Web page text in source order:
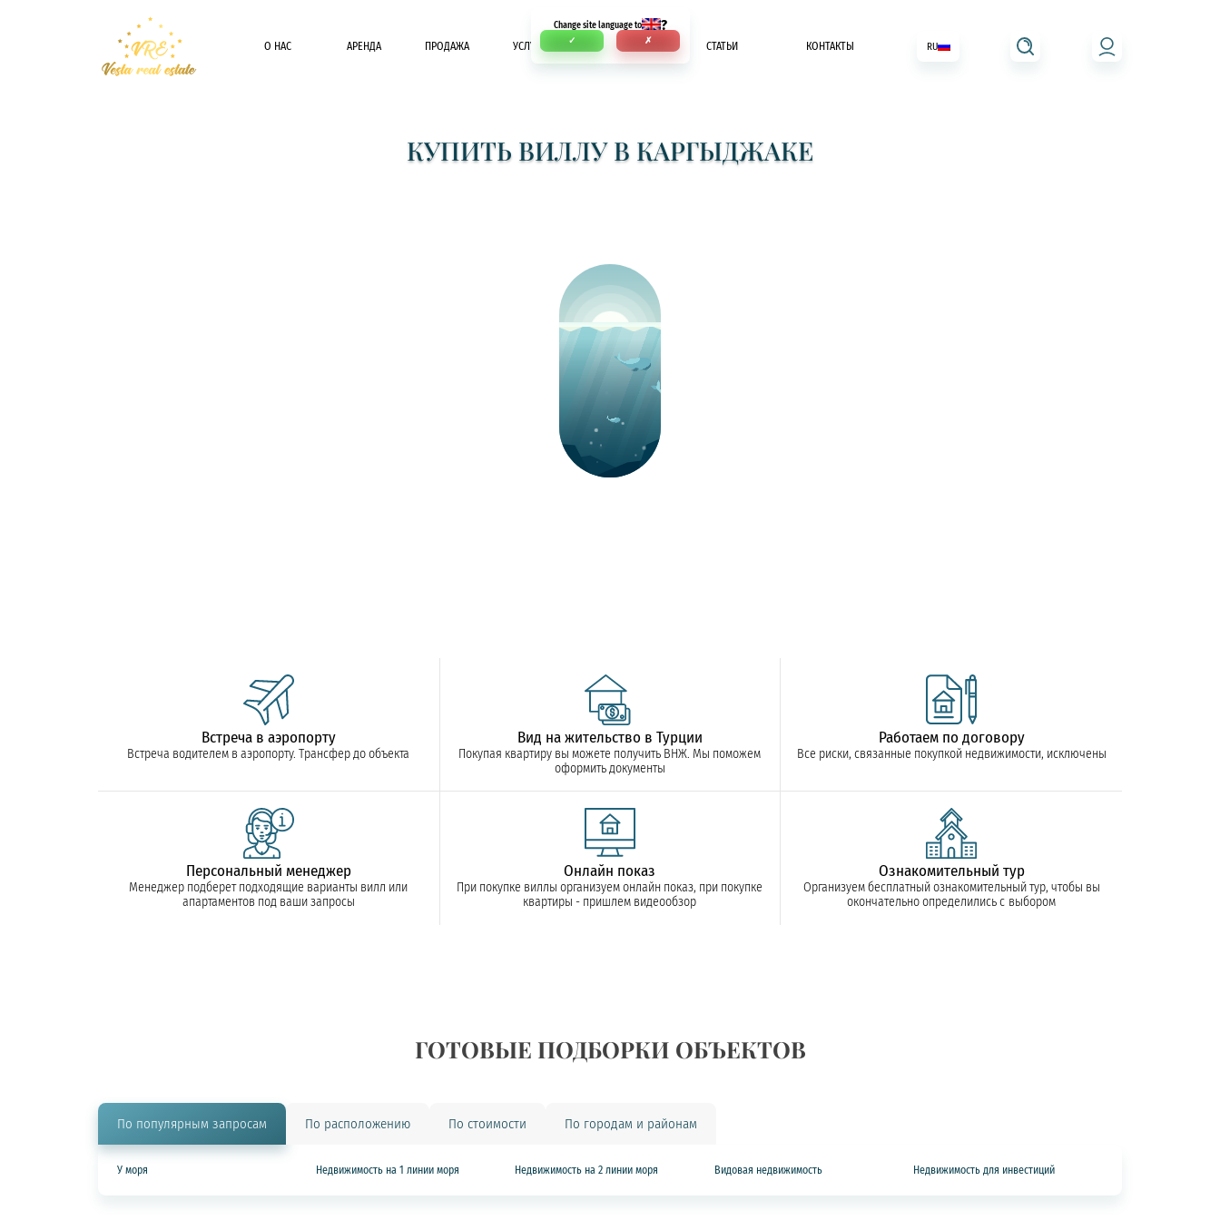
Change site language to ?
✓ ✗
О НАС АРЕНДА ПРОДАЖА УСЛУГИ ОПЛАТА СТАТЬИ КОНТАКТЫ RU
КУПИТЬ ВИЛЛУ В КАРГЫДЖАКЕ
Встреча в аэропорту
Встреча водителем в аэропорту. Трансфер до объекта
Вид на жительство в Турции
Покупая квартиру вы можете получить ВНЖ. Мы поможем
оформить документы
Работаем по договору
Все риски, связанные покупкой недвижимости, исключены
Персональный менеджер
Менеджер подберет подходящие варианты вилл или
апартаментов под ваши запросы
Онлайн показ
При покупке виллы организуем онлайн показ, при покупке
квартиры - пришлем видеообзор
Ознакомительный тур
Организуем бесплатный ознакомительный тур, чтобы вы
окончательно определились с выбором
ГОТОВЫЕ ПОДБОРКИ ОБЪЕКТОВ
По популярным запросам По расположению По стоимости По городам и районам
У моря Недвижимость на 1 линии моря Недвижимость на 2 линии моря Видовая недвижимость Недвижимость для инвестиций